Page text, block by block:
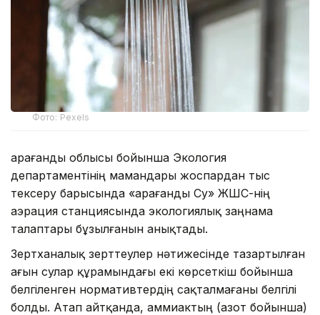
Фото: Pexels
Қарағанды облысы бойынша Экология
департаментінің мамандары жоспардан тыс
тексеру барысында «Қарағанды Су» ЖШС-нің
аэрация станциясында экологиялық заңнама
талаптары бұзылғанын анықтады.
Зертханалық зерттеулер нәтижесінде тазартылған
ағын сулар құрамындағы екі көрсеткіш бойынша
белгіленген нормативтердің сақталмағаны белгілі
болды. Атап айтқанда, аммиактың (азот бойынша)